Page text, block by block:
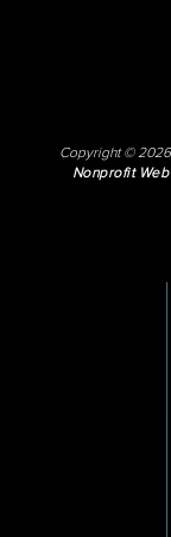
Copyright ©
Nonprofit